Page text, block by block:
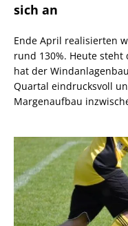
sich an
Ende April realisierten
rund 130%. Heute
hat der
Quartal eindrucksvoll
Margenaufbau